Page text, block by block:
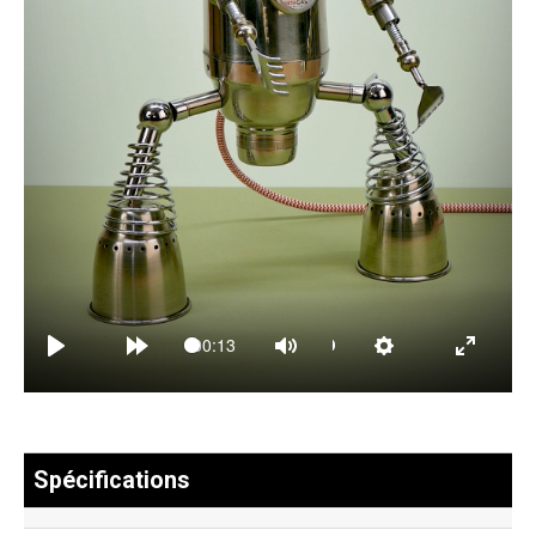
00:13
Spécifications